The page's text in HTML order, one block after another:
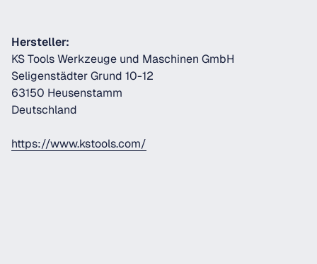
Hersteller:
KS Tools Werkzeuge und Maschinen GmbH
Seligenstädter Grund 10-12
63150 Heusenstamm
Deutschland
https://www.kstools.com/